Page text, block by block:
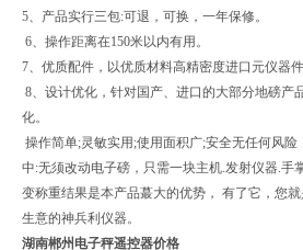
5、产品实行三包:可退，可换，一年保修。
6、操作距离在150米以内有用。
7、优质配件，以优质材料高精密度进口元仪器件
8、设计优化，针对国产、进口的大部分地磅产
化。
操作简单;灵敏实用;使用面积广;安全无任何风
中:无须改动电子磅，只需一块主机.发射仪器.手
变称重结果是本产品蕞大的优势， 有了它，您
生意的神兵利仪器。
湖南郴州电子秤遥控器价格